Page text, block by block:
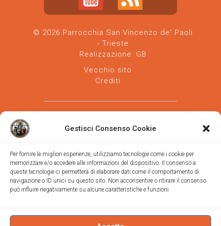
Gestisci Consenso Cookie
Per fornire le migliori esperienze, utilizziamo tecnologie come i cookie per
memorizzare e/o accedere alle informazioni del dispositivo. Il consenso a
queste tecnologie ci permetterà di elaborare dati come il comportamento di
navigazione o ID unici su questo sito. Non acconsentire o ritirare il consenso
può influire negativamente su alcune caratteristiche e funzioni.
© 2026 Parrocchia San Vincenzo de' Paoli
- Trieste
Realizzazione: GB
Vecchio sito
Crediti
Parrocchia san Vincenzo de' Paoli-Diocesi
di Trieste
via Vittorino da Feltre, 11 (chiesa)
Trieste